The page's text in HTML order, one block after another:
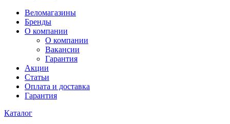
Веломагазины
Бренды
О компании
О компании
Вакансии
Гарантия
Акции
Статьи
Оплата и доставка
Гарантия
Каталог